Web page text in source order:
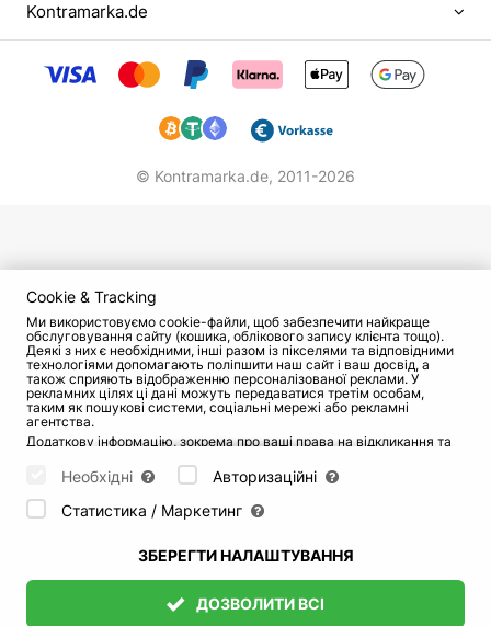
Kontramarka.de
© Kontramarka.de, 2011-2026
Cookie & Tracking
Ми використовуємо cookie-файли, щоб забезпечити найкраще
обслуговування сайту (кошика, облікового запису клієнта тощо).
Деякі з них є необхідними, інші разом із пікселями та відповідними
технологіями допомагають поліпшити наш сайт і ваш досвід, а
також сприяють відображенню персоналізованої реклами. У
рекламних цілях ці дані можуть передаватися третім особам,
таким як пошукові системи, соціальні мережі або рекламні
агентства.
Додаткову інформацію, зокрема про ваші права на відкликання та
Будь ласка, виберіть нижче, які куки можуть бути встановлені, і
підтвердіть це натисканням кнопки "Зберегти налаштування", або
прийміть усі куки, натиснувши кнопку "Дозволити всі":
Необхідні
Авторизаційні
Статистика / Маркетинг
ЗБЕРЕГТИ НАЛАШТУВАННЯ
ДОЗВОЛИТИ ВСІ